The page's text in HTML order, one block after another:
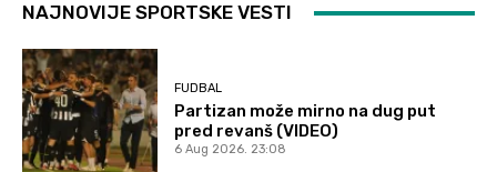
NAJNOVIJE SPORTSKE VESTI
FUDBAL
Partizan može mirno na dug put
pred revanš (VIDEO)
6 Aug 2026. 23:08